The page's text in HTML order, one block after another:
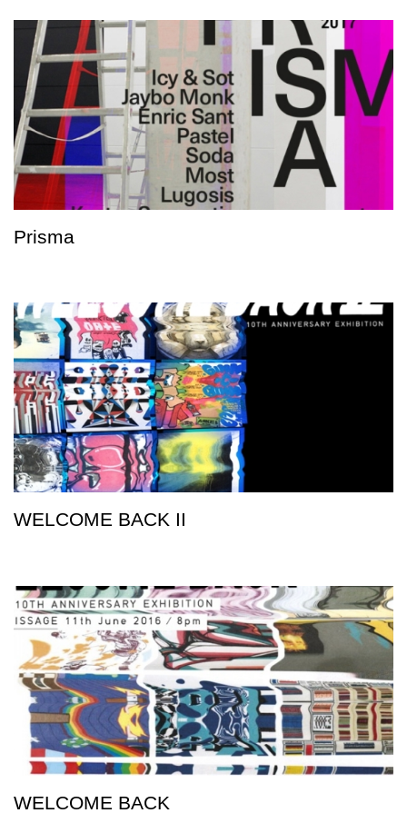
Prisma
WELCOME BACK II
WELCOME BACK